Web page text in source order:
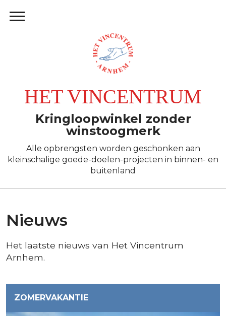
HET VINCENTRUM
Kringloopwinkel zonder
winstoogmerk
Alle opbrengsten worden geschonken aan
kleinschalige goede-doelen-projecten in binnen- en
buitenland
Nieuws
Het laatste nieuws van Het Vincentrum
Arnhem.
ZOMERVAKANTIE